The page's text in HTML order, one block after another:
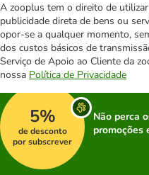
A zooplus tem o direito de
publicidade direta de bens ou
opor-se a qualquer momento,
dos custos básicos de
Serviço de Apoio ao Cliente da
nossa Política de Privacidade
5%
de desconto
por subscrever
Não perca
promoções